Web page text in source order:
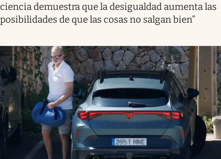
ciencia demuestra que la desigualdad aumenta las
posibilidades de que las cosas no salgan bien”